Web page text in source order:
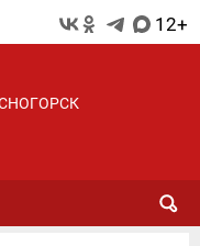
12+